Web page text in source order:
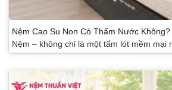
Nệm Cao Su Non Có Thấm Nước Không?
Nệm – không chỉ là một tấm lót mềm mại